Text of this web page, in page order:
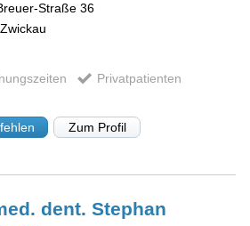
Straße 36
Zwickau
Privatpatienten
Zum Profil
dent. Stephan